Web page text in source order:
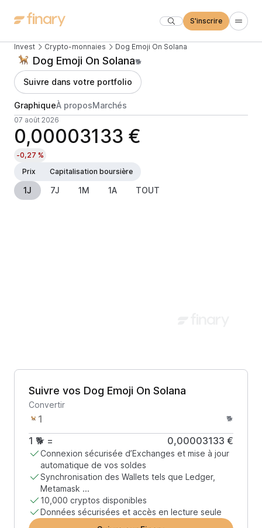
S'inscrire
Invest Crypto-monnaies Dog Emoji On Solana
Dog Emoji On Solana🐕
Suivre dans votre portfolio
GraphiqueÀ proposMarchés
07 août 2026
0,00003133 €
-0,27 %
Prix
Capitalisation boursière
1J 7J 1M 1A TOUT
Suivre vos Dog Emoji On Solana
Convertir
🐕
1 🐕 = 0,00003133 €
Connexion sécurisée d’Exchanges et mise à jour
automatique de vos soldes
Synchronisation des Wallets tels que Ledger,
Metamask ...
10,000 cryptos disponibles
Données sécurisées et accès en lecture seule